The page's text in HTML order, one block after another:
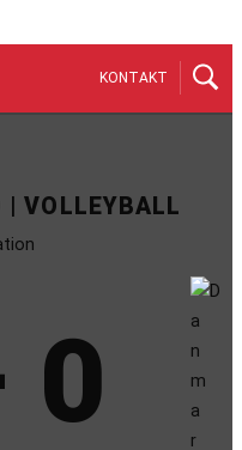
KONTAKT
| VOLLEYBALL
0